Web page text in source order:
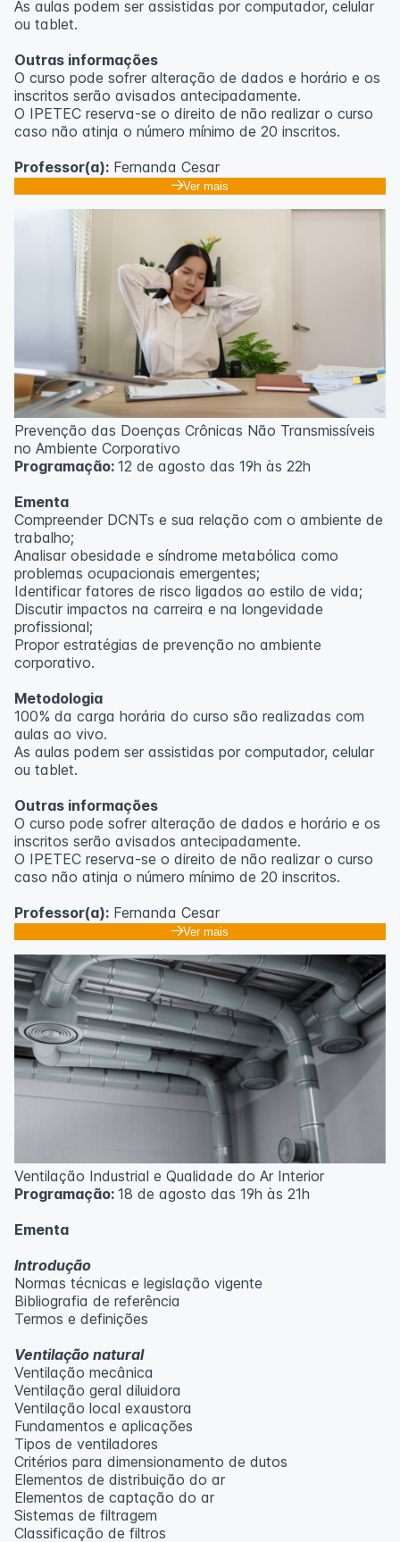
As aulas podem ser assistidas por computador, celular
ou tablet.
Outras informações
O curso pode sofrer alteração de dados e horário e os
inscritos serão avisados ​​antecipadamente.
O IPETEC reserva-se o direito de não realizar o curso
caso não atinja o número mínimo de 20 inscritos.
Professor(a): Fernanda Cesar
Ver mais
Prevenção das Doenças Crônicas Não Transmissíveis
no Ambiente Corporativo
Programação: 12 de agosto das 19h às 22h
Ementa
Compreender DCNTs e sua relação com o ambiente de
trabalho;
Analisar obesidade e síndrome metabólica como
problemas ocupacionais emergentes;
Identificar fatores de risco ligados ao estilo de vida;
Discutir impactos na carreira e na longevidade
profissional;
Propor estratégias de prevenção no ambiente
corporativo.
Metodologia
100% da carga horária do curso são realizadas com
aulas ao vivo.
As aulas podem ser assistidas por computador, celular
ou tablet.
Outras informações
O curso pode sofrer alteração de dados e horário e os
inscritos serão avisados ​​antecipadamente.
O IPETEC reserva-se o direito de não realizar o curso
caso não atinja o número mínimo de 20 inscritos.
Professor(a): Fernanda Cesar
Ver mais
Ventilação Industrial e Qualidade do Ar Interior
Programação: 18 de agosto das 19h às 21h
Ementa
Introdução
Normas técnicas e legislação vigente
Bibliografia de referência
Termos e definições
Ventilação natural
Ventilação mecânica
Ventilação geral diluidora
Ventilação local exaustora
Fundamentos e aplicações
Tipos de ventiladores
Critérios para dimensionamento de dutos
Elementos de distribuição do ar
Elementos de captação do ar
Sistemas de filtragem
Classificação de filtros